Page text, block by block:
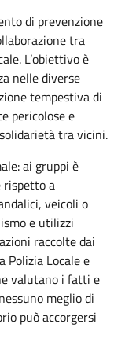
di prevenzione
tra
L’obiettivo è
nelle diverse
tempestiva di
pericolose e
tra vicini.
ai gruppi è
rispetto a
veicoli o
e utilizzi
raccolte dai
Polizia Locale e
valutano i fatti e
meglio di
può accorgersi